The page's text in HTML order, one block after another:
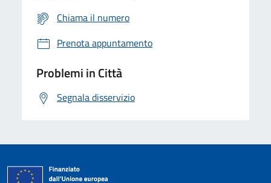
Chiama il numero
Prenota appuntamento
Problemi in Città
Segnala disservizio